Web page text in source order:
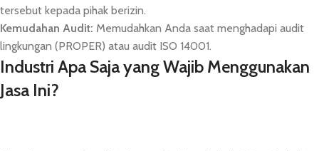
tersebut kepada pihak berizin.
Kemudahan Audit: Memudahkan Anda saat menghadapi audit
lingkungan (PROPER) atau audit ISO 14001.
Industri Apa Saja yang Wajib Menggunakan
Jasa Ini?